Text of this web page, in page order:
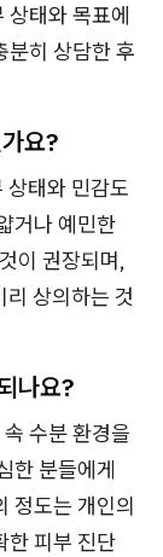
상태와 목표에
분히 상담한 후
요?
상태와 민감도
거나 예민한
이 권장되며,
상의하는 것
나요?
수분 환경을
한 분들에게
정도는 개인의
한 피부 진단